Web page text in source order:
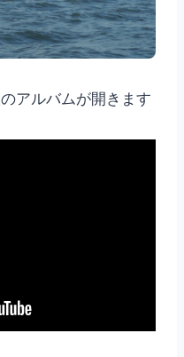
アルバムが開きます